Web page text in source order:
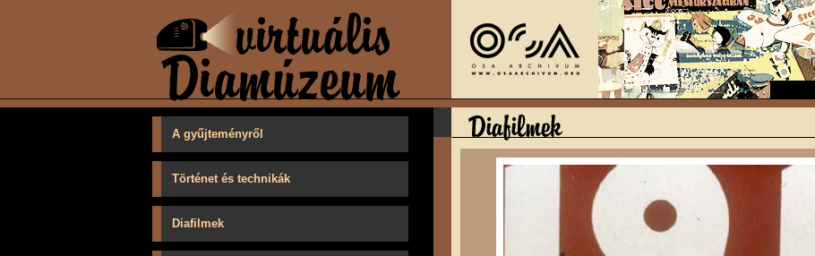
A gyűjteményről
Történet és technikák
Diafilmek